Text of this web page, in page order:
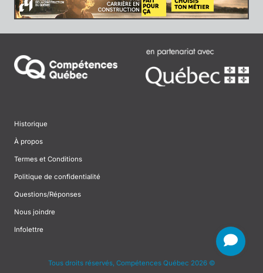
Historique
À propos
Termes et Conditions
Politique de confidentialité
Questions/Réponses
Nous joindre
Infolettre
Tous droits réservés, Compétences Québec 2026 ©